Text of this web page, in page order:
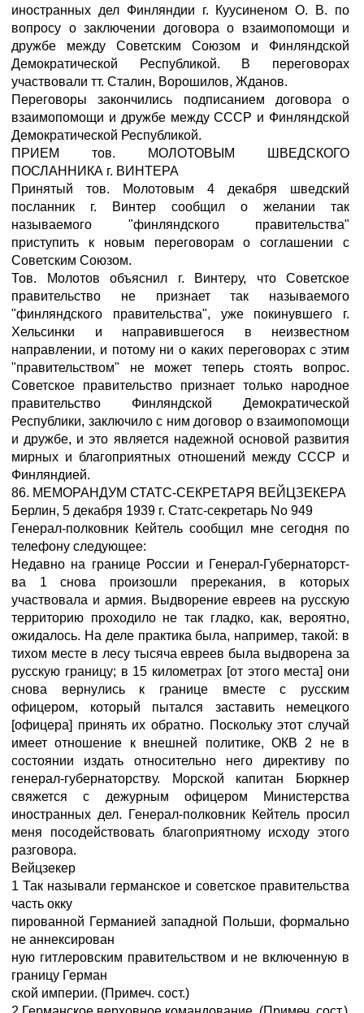
иностранных дел Финляндии г. Куусиненом О. В. по
вопросу о заключении договора о взаимопомощи и
дружбе между Советским Союзом и Финляндской
Демократической Республикой. В переговорах
участвовали тт. Сталин, Ворошилов, Жданов.
Переговоры закончились подписанием договора о
взаимопомощи и дружбе между СССР и Финляндской
Демократической Республикой.
ПРИЕМ тов. МОЛОТОВЫМ ШВЕДСКОГО
ПОСЛАННИКА г. ВИНТЕРА
Принятый тов. Молотовым 4 декабря шведский
посланник г. Винтер сообщил о желании так
называемого "финляндского правительства"
приступить к новым переговорам о соглашении с
Советским Союзом.
Тов. Молотов объяснил г. Винтеру, что Советское
правительство не признает так называемого
"финляндского правительства", уже покинувшего г.
Хельсинки и направившегося в неизвестном
направлении, и потому ни о каких переговорах с этим
"правительством" не может теперь стоять вопрос.
Советское правительство признает только народное
правительство Финляндской Демократической
Республики, заключило с ним договор о взаимопомощи
и дружбе, и это является надежной основой развития
мирных и благоприятных отношений между СССР и
Финляндией.
86. МЕМОРАНДУМ СТАТС-СЕКРЕТАРЯ ВЕЙЦЗЕКЕРА
Берлин, 5 декабря 1939 г. Статс-секретарь No 949
Генерал-полковник Кейтель сообщил мне сегодня по
телефону следующее:
Недавно на границе России и Генерал-Губернаторст-
ва 1 снова произошли пререкания, в которых
участвовала и армия. Выдворение евреев на русскую
территорию проходило не так гладко, как, вероятно,
ожидалось. На деле практика была, например, такой: в
тихом месте в лесу тысяча евреев была выдворена за
русскую границу; в 15 километрах [от этого места] они
снова вернулись к границе вместе с русским
офицером, который пытался заставить немецкого
[офицера] принять их обратно. Поскольку этот случай
имеет отношение к внешней политике, ОКВ 2 не в
состоянии издать относительно него директиву по
генерал-губернаторству. Морской капитан Бюркнер
свяжется с дежурным офицером Министерства
иностранных дел. Генерал-полковник Кейтель просил
меня посодействовать благоприятному исходу этого
разговора.
Вейцзекер
1 Так называли германское и советское правительства
часть окку
пированной Германией западной Польши, формально
не аннексирован
ную гитлеровским правительством и не включенную в
границу Герман
ской империи. (Примеч. сост.)